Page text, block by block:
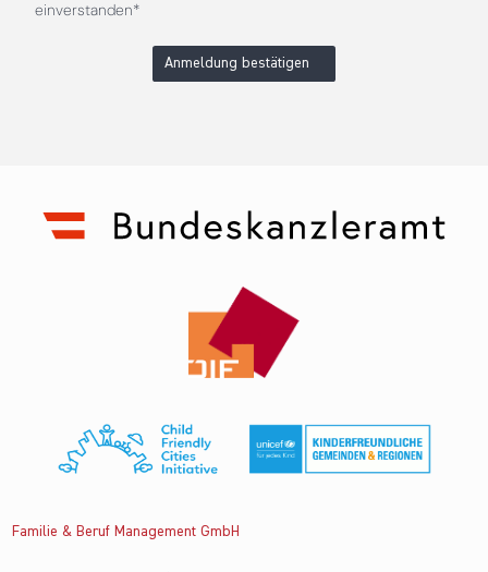
einverstanden*
Anmeldung bestätigen
Familie & Beruf Management GmbH